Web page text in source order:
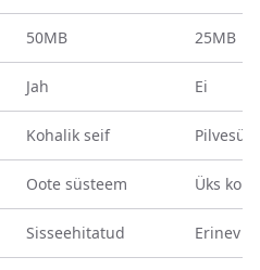
50MB 25MB
Jah Ei
Kohalik seif
Oote süsteem Üks
Sisseehitatud Erinev